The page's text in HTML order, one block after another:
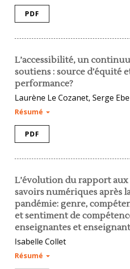
PDF
L’accessibilité, un
soutiens : source d’équité
performance?
Laurène Le Cozanet, Serge
Résumé
PDF
L’évolution du rapport aux
savoirs numériques après
pandémie: genre,
et sentiment de
enseignantes et
Isabelle Collet
Résumé